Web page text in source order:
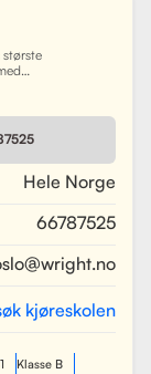
største
å
Hele Norge
66787525
kjøreskolen
Klasse B